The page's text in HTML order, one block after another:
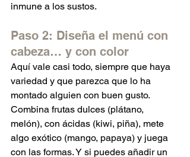
inmune a los sustos.
Paso 2: Diseña el menú con
cabeza… y con color
Aquí vale casi todo, siempre que haya
variedad y que parezca que lo ha
montado alguien con buen gusto.
Combina frutas dulces (plátano,
melón), con ácidas (kiwi, piña), mete
algo exótico (mango, papaya) y juega
con las formas. Y si puedes añadir un